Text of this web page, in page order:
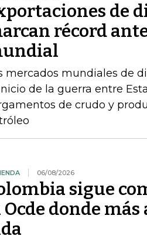
de
récord
mercados mundiales de
de la guerra entre
de crudo y
06/08/2026
sigue
Ocde donde